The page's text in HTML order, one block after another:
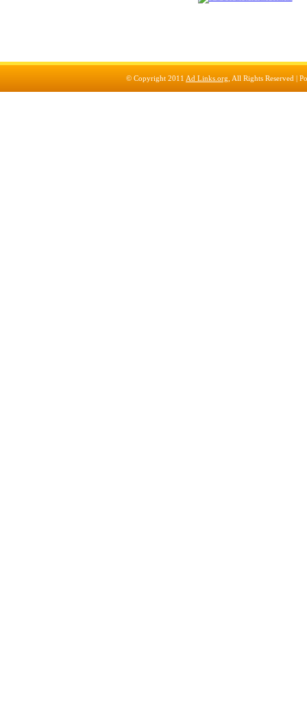
© Copyright 2011 Ad Links.org , All Rights Reserved |